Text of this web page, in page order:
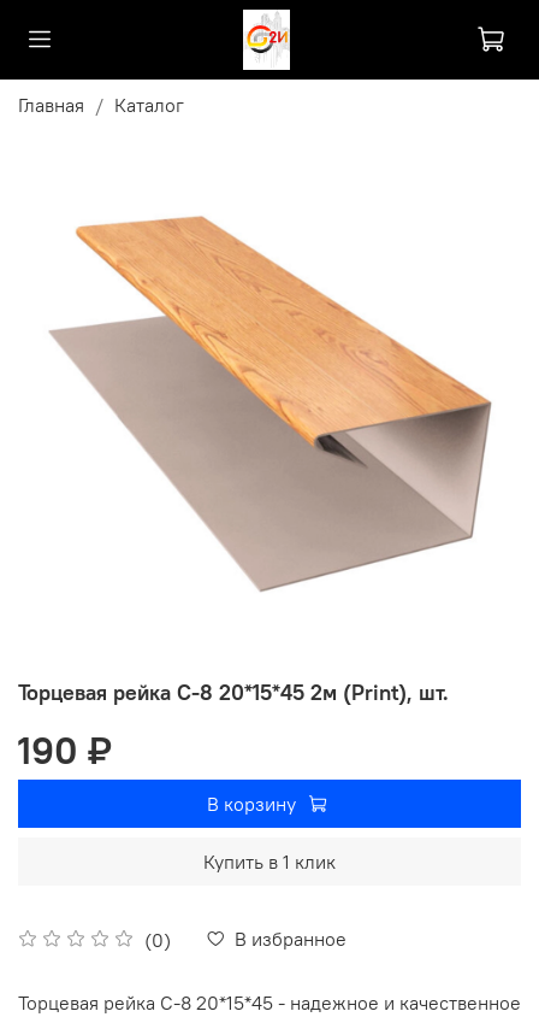
Главная Каталог
Торцевая рейка С-8 20*15*45 2м (Print), шт.
(0) В избранное
190 ₽
В корзину
Купить в 1 клик
Торцевая рейка С-8 20*15*45 - надежное и качественное